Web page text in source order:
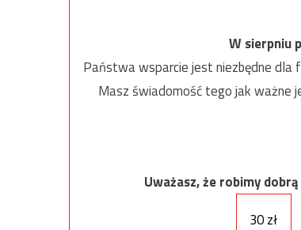
W sierpniu
Państwa wsparcie jest niezbędne dla
Masz świadomość tego jak ważne
Uważasz, że robimy
30 zł